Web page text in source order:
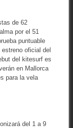
de 62
por el 51
puntuable
oficial del
del kitesurf es
en Mallorca
para la vela
del 1 a 9